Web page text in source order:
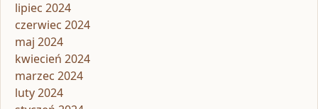
lipiec 2024
czerwiec 2024
maj 2024
kwiecień 2024
marzec 2024
luty 2024